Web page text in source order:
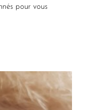
pour vous